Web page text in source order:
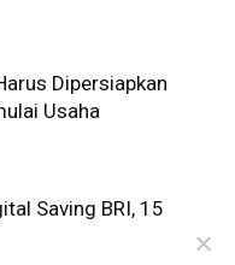
Dipersiapkan
Usaha
Saving BRI, 15